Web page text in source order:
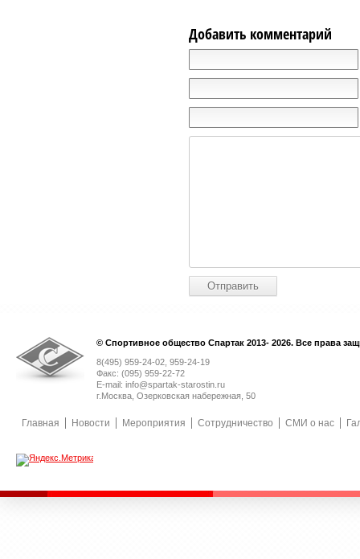
Добавить комментарий
© Спортивное общество Спартак 2013- 2026. Все права
8(495) 959-24-02, 959-24-19
Факс: (095) 959-22-72
E-mail: info@spartak-starostin.ru
г.Москва, Озерковская набережная, 50
Главная Новости Мероприятия Сотрудничество СМИ о нас